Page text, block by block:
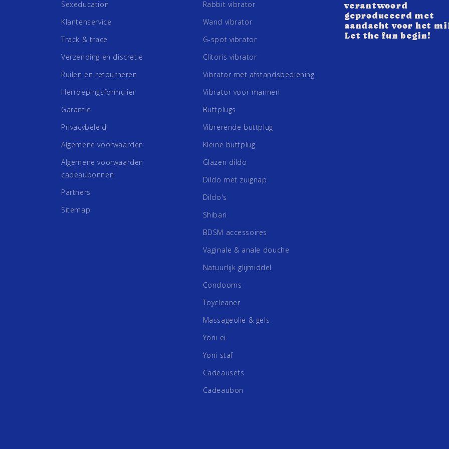
Sexeducation
Klantenservice
Track & trace
Verzending en discretie
Ruilen en retourneren
Herroepingsformulier
Garantie
Privacybeleid
Algemene voorwaarden
Algemene voorwaarden
cadeaubonnen
Partners
Sitemap
Rabbit vibrator
Wand vibrator
G-spot vibrator
Clitoris vibrator
Vibrator met afstandsbediening
Vibrator voor mannen
Buttplugs
Vibrerende buttplug
Kleine buttplug
Glazen dildo
Dildo met zuignap
Dildo's
Shibari
BDSM accessoires
Vaginale & anale douche
Natuurlijk glijmiddel
Condooms
Toycleaner
Massageolie & gels
Yoni ei
Yoni staf
Cadeausets
Cadeaubon
verantwoord
geproduceerd met
aandacht voor het
Let the fun begin!